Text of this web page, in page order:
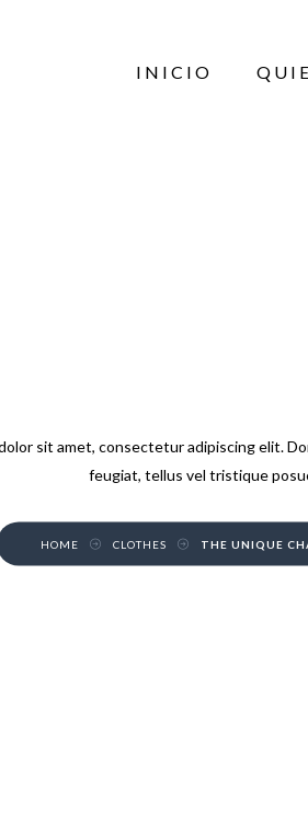
INICIO
sit amet, consectetur adipiscing elit.
feugiat, tellus vel tristique
HOME CLOTHES THE UNIQUE